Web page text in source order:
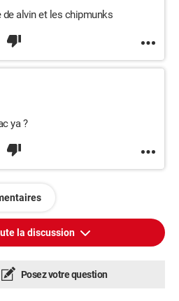
alvin et les chipmunks
ya ?
la discussion
Posez votre question